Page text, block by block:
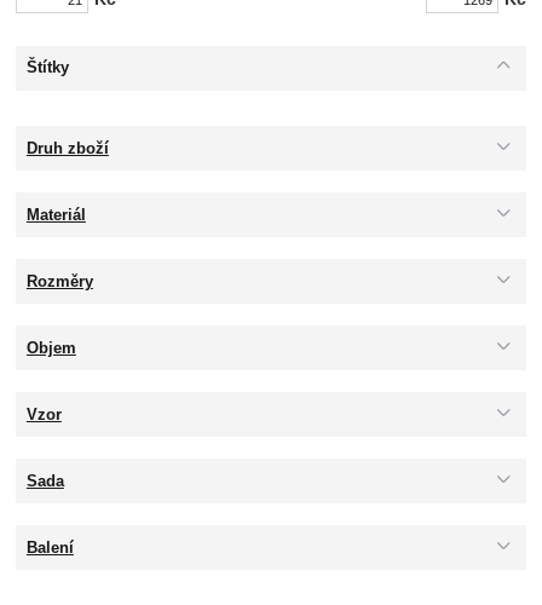
Štítky
Druh zboží
Materiál
Rozměry
Objem
Vzor
Sada
Balení